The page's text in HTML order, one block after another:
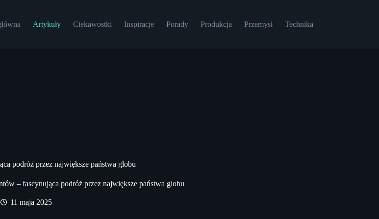
Artykuły Ciekawostki Inspiracje Porady Produkcja Przemysł Technika
podróż przez największe państwa globu
– fascynująca podróż przez największe państwa globu
11 maja 2025